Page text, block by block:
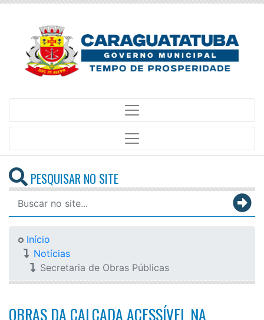
PESQUISAR NO SITE
Início
Notícias
Secretaria de Obras Públicas
OBRAS DA CALÇADA ACESSÍVEL NA